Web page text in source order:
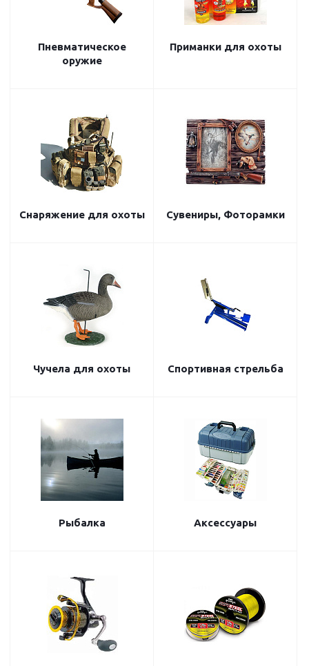
Пневматическое
оружие
Приманки для охоты
Снаряжение для охоты Сувениры, Фоторамки
Чучела для охоты Спортивная стрельба
Рыбалка Аксессуары